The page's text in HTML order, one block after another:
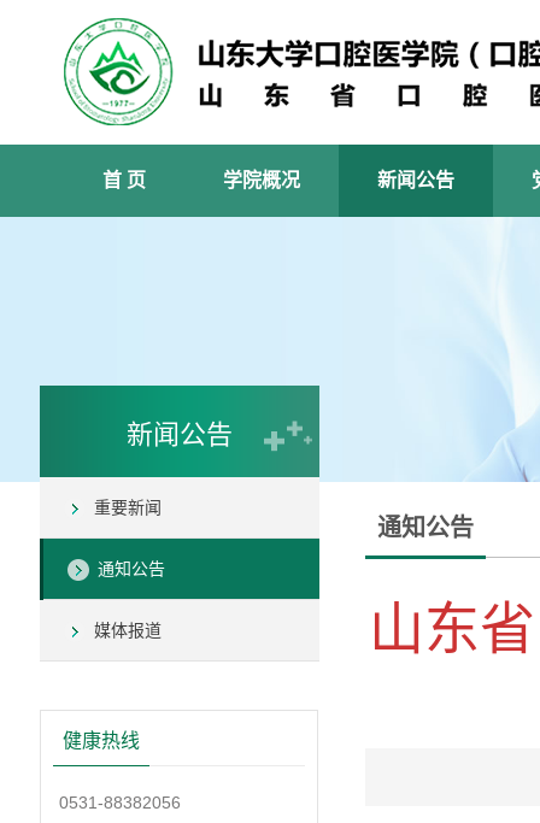
首 页 学院概况 新闻公告
新闻公告
重要新闻
通知公告
媒体报道
健康热线
0531-88382056
通知公告
山东